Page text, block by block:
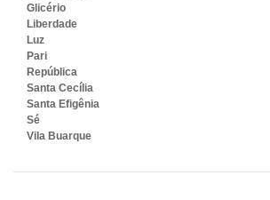
Glicério
Liberdade
Luz
Pari
República
Santa Cecília
Santa Efigênia
Sé
Vila Buarque